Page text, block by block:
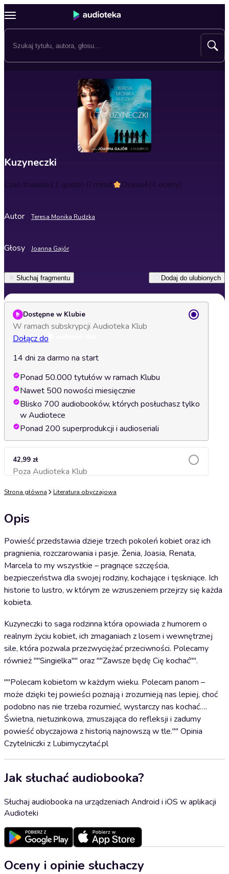
Kuzyneczki
Czas trwania11 godzin 0 minut Ocena4(4 oceny)
Autor Teresa Monika Rudzka
Głosy Joanna Gajór
Słuchaj fragmentu Dodaj do ulubionych
Dostępne w Klubie
W ramach subskrypcji Audioteka Klub
Dołącz do
14 dni za darmo na start
Ponad 50.000 tytułów w ramach Klubu
Nawet 500 nowości miesięcznie
Blisko 700 audiobooków, których posłuchasz tylko
w Audiotece
Ponad 200 superprodukcji i audioseriali
42,99 zł
Poza Audioteka KlubDodaj do koszyka
Strona główna Literatura obyczajowa
Opis
Powieść przedstawia dzieje trzech pokoleń kobiet oraz ich
pragnienia, rozczarowania i pasje. Żenia, Joasia, Renata,
Marcela to my wszystkie – pragnące szczęścia,
bezpieczeństwa dla swojej rodziny, kochające i tęskniące. Ich
historie to lustro, w którym ze wzruszeniem przejrzy się każda
kobieta.
Kuzyneczki to saga rodzinna która opowiada z humorem o
realnym życiu kobiet, ich zmaganiach z losem i wewnętrznej
sile, która pozwala przezwyciężać przeciwności. Polecamy
również ""Singielka"" oraz ""Zawsze będę Cię kochać"".
""Polecam kobietom w każdym wieku. Polecam panom –
może dzięki tej powieści poznają i zrozumieją nas lepiej, choć
podobno nas nie trzeba rozumieć, wystarczy nas kochać….
Świetna, nietuzinkowa, zmuszająca do refleksji i zadumy
powieść obyczajowa z historią najnowszą w tle."" Opinia
Czytelniczki z Lubimyczytać.pl
Jak słuchać audiobooka?
Słuchaj audiobooka na urządzeniach Android i iOS w aplikacji
Audioteki
Oceny i opinie słuchaczy